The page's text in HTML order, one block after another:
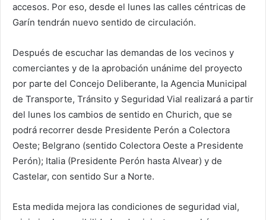
accesos. Por eso, desde el lunes las calles céntricas de
Garín tendrán nuevo sentido de circulación.
Después de escuchar las demandas de los vecinos y
comerciantes y de la aprobación unánime del proyecto
por parte del Concejo Deliberante, la Agencia Municipal
de Transporte, Tránsito y Seguridad Vial realizará a partir
del lunes los cambios de sentido en Churich, que se
podrá recorrer desde Presidente Perón a Colectora
Oeste; Belgrano (sentido Colectora Oeste a Presidente
Perón); Italia (Presidente Perón hasta Alvear) y de
Castelar, con sentido Sur a Norte.
Esta medida mejora las condiciones de seguridad vial,